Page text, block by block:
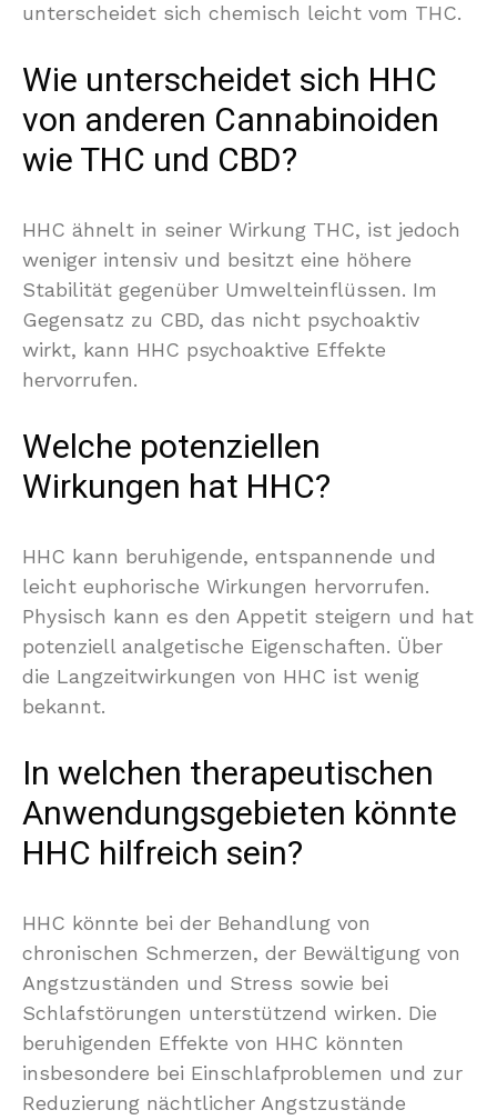
unterscheidet sich chemisch leicht vom THC.
Wie unterscheidet sich HHC
von anderen Cannabinoiden
wie THC und CBD?
HHC ähnelt in seiner Wirkung THC, ist jedoch
weniger intensiv und besitzt eine höhere
Stabilität gegenüber Umwelteinflüssen. Im
Gegensatz zu CBD, das nicht psychoaktiv
wirkt, kann HHC psychoaktive Effekte
hervorrufen.
Welche potenziellen
Wirkungen hat HHC?
HHC kann beruhigende, entspannende und
leicht euphorische Wirkungen hervorrufen.
Physisch kann es den Appetit steigern und hat
potenziell analgetische Eigenschaften. Über
die Langzeitwirkungen von HHC ist wenig
bekannt.
In welchen therapeutischen
Anwendungsgebieten könnte
HHC hilfreich sein?
HHC könnte bei der Behandlung von
chronischen Schmerzen, der Bewältigung von
Angstzuständen und Stress sowie bei
Schlafstörungen unterstützend wirken. Die
beruhigenden Effekte von HHC könnten
insbesondere bei Einschlafproblemen und zur
Reduzierung nächtlicher Angstzustände